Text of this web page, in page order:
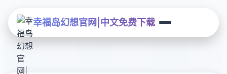
幸福岛幻想官网|中文免费下载